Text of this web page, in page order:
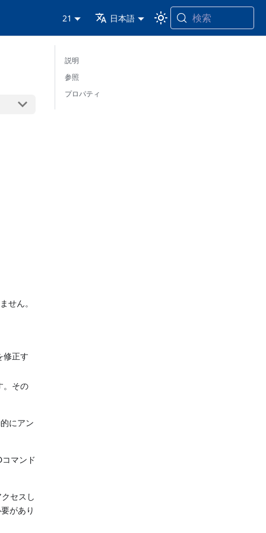
21 日本語 検索
せん。
修正す
。その
にアン
マンド
セスし
があり
説明
参照
プロパティ